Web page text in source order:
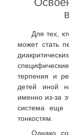
Для тех,
может стать
терпения и
детей иной
именно из-за
система еще
тонкостям.
Однако